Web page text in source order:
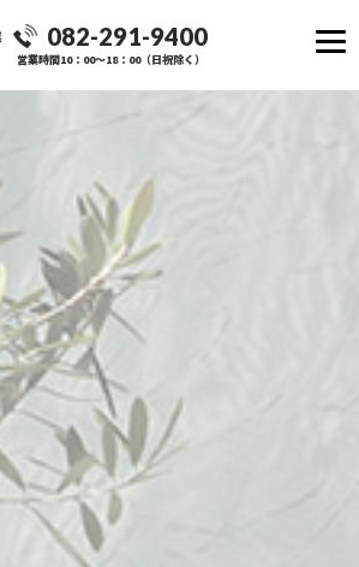
082-291-9400
営業時間10：00～18：00（日祝除く）